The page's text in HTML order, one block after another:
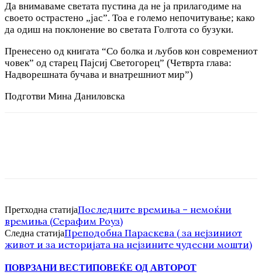
Да внимаваме светата пустина да не ја прилагодиме на
своето острастено „јас”. Тоа е големо непочитување; како
да одиш на поклонение во светата Голгота co бузуки.
Пренесено од книгата “Со болка и љубов кон современиот
човек” од старец Пајсиј Светогорец” (Четврта глава:
Надворешната бучава и внатрешниот мир”)
Подготви Мина Даниловска
Претходна статијаПоследните времиња – немоќни
времиња (Серафим Роуз)
Следна статијаПреподобна Параскева ( за нејзиниот
живот и за историјата на нејзините чудесни мошти)
ПОВРЗАНИ ВЕСТИПОВЕЌЕ ОД АВТОРОТ